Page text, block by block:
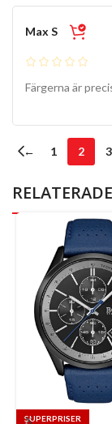
Max S
Färgerna är
← 1 2 3
SUPERPRISER